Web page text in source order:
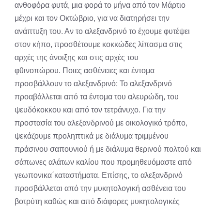
ανθοφόρα φυτά, μια φορά το μήνα από τον Μάρτιο
μέχρι και τον Οκτώβριο, για να διατηρήσει την
ανάπτυξη του. Αν το αλεξανδρινό το έχουμε φυτέψει
στον κήπο, προσθέτουμε κοκκώδες λίπασμα στις
αρχές της άνοιξης και στις αρχές του
φθινοπώρου. Ποιες ασθένειες και έντομα
προσβάλλουν το αλεξανδρινό; Το αλεξανδρινό
προαβάλλεται από τα έντομα του αλευρώδη, του
ψευδόκοκκου και από τον τετράνυχο. Για την
προστασία του αλεξανδρινού με οικολογικό τρόπο,
ψεκάζουμε προληπτικά με διάλυμα τριμμένου
πράσινου σαπουνιού ή με διάλυμα θερινού πολτού και
σάπωνες αλάτων καλίου που προμηθευόμαστε από
γεωπονικα΄καταστήματα. Επίσης, το αλεξανδρινό
προσβάλλεται από την μυκητολογική ασθένεια του
βοτρύτη καθώς και από διάφορες μυκητολογικές